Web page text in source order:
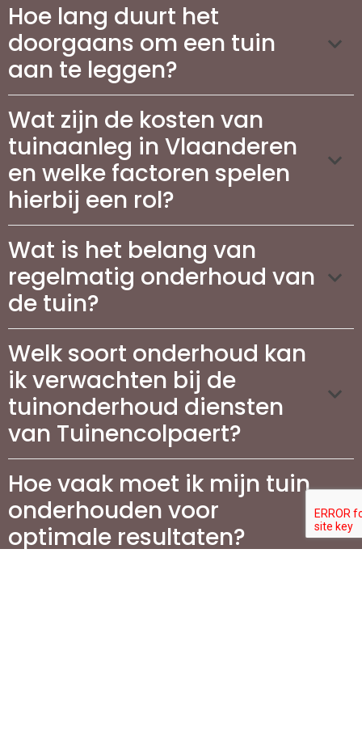
Hoe lang duurt het
doorgaans om een tuin
aan te leggen?
Wat zijn de kosten van
tuinaanleg in Vlaanderen
en welke factoren spelen
hierbij een rol?
Wat is het belang van
regelmatig onderhoud van
de tuin?
Welk soort onderhoud kan
ik verwachten bij de
tuinonderhoud diensten
van Tuinencolpaert?
Hoe vaak moet ik mijn tuin
onderhouden voor
optimale resultaten?